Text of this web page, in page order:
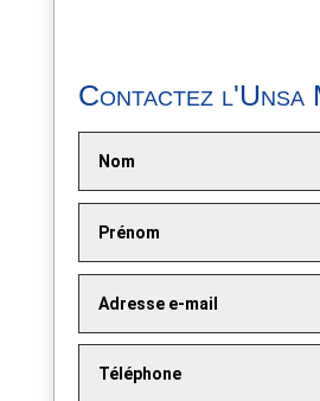
Contactez l'Unsa